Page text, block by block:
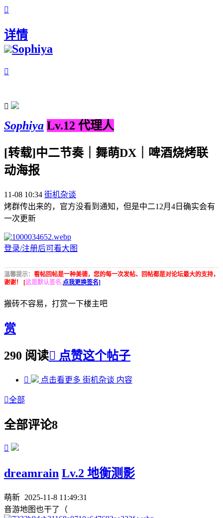

详情
Sophiya


Sophiya Lv.12 代理人
[转载]中二节奏｜舞萌DX｜啤酒烧烤联
动海报
11-08 10:34 街机杂谈
烤群传出来的，官方没看到通知，但是中二12月4日确实会有
一次更新
登录/注册后可看大图
温馨提示： 看帖回帖是一种美德，您的每一次发帖、回帖都是对论坛最大的支持，
谢谢！ [这是默认签名,点我更换签名]
搬砖不容易，打赏一下楼主吧
赏
290 阅读 点赞这个帖子
 点击看更多 街机杂谈 内容
全部
全部评论8

dreamrain Lv.2 地衡测影
萌新 2025-11-8 11:49:31
音游地图也干了（